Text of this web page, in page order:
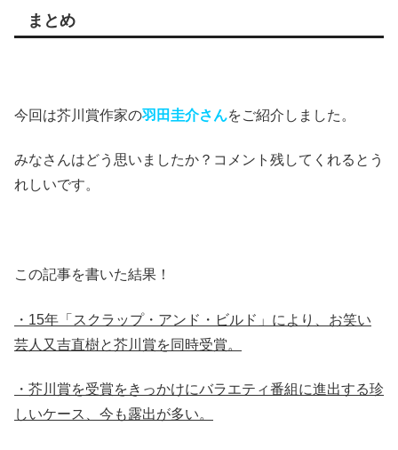
まとめ
今回は芥川賞作家の羽田圭介さんをご紹介しました。
みなさんはどう思いましたか？コメント残してくれるとう
れしいです。
この記事を書いた結果！
・15年「スクラップ・アンド・ビルド」により、お笑い
芸人又吉直樹と芥川賞を同時受賞。
・芥川賞を受賞をきっかけにバラエティ番組に進出する珍
しいケース、今も露出が多い。